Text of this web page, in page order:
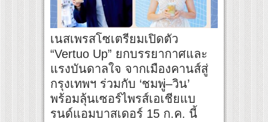
เนสเพรสโซเตรียมเปิดตัว
“Vertuo Up” ยกบรรยากาศและ
แรงบันดาลใจ จากเมืองคานส์สู่
กรุงเทพฯ ร่วมกับ ‘ชมพู่–วิน’
พร้อมลุ้นเซอร์ไพรส์เอเชียแบ
รนด์แอมบาสเดอร์ 15 ก.ค. นี้